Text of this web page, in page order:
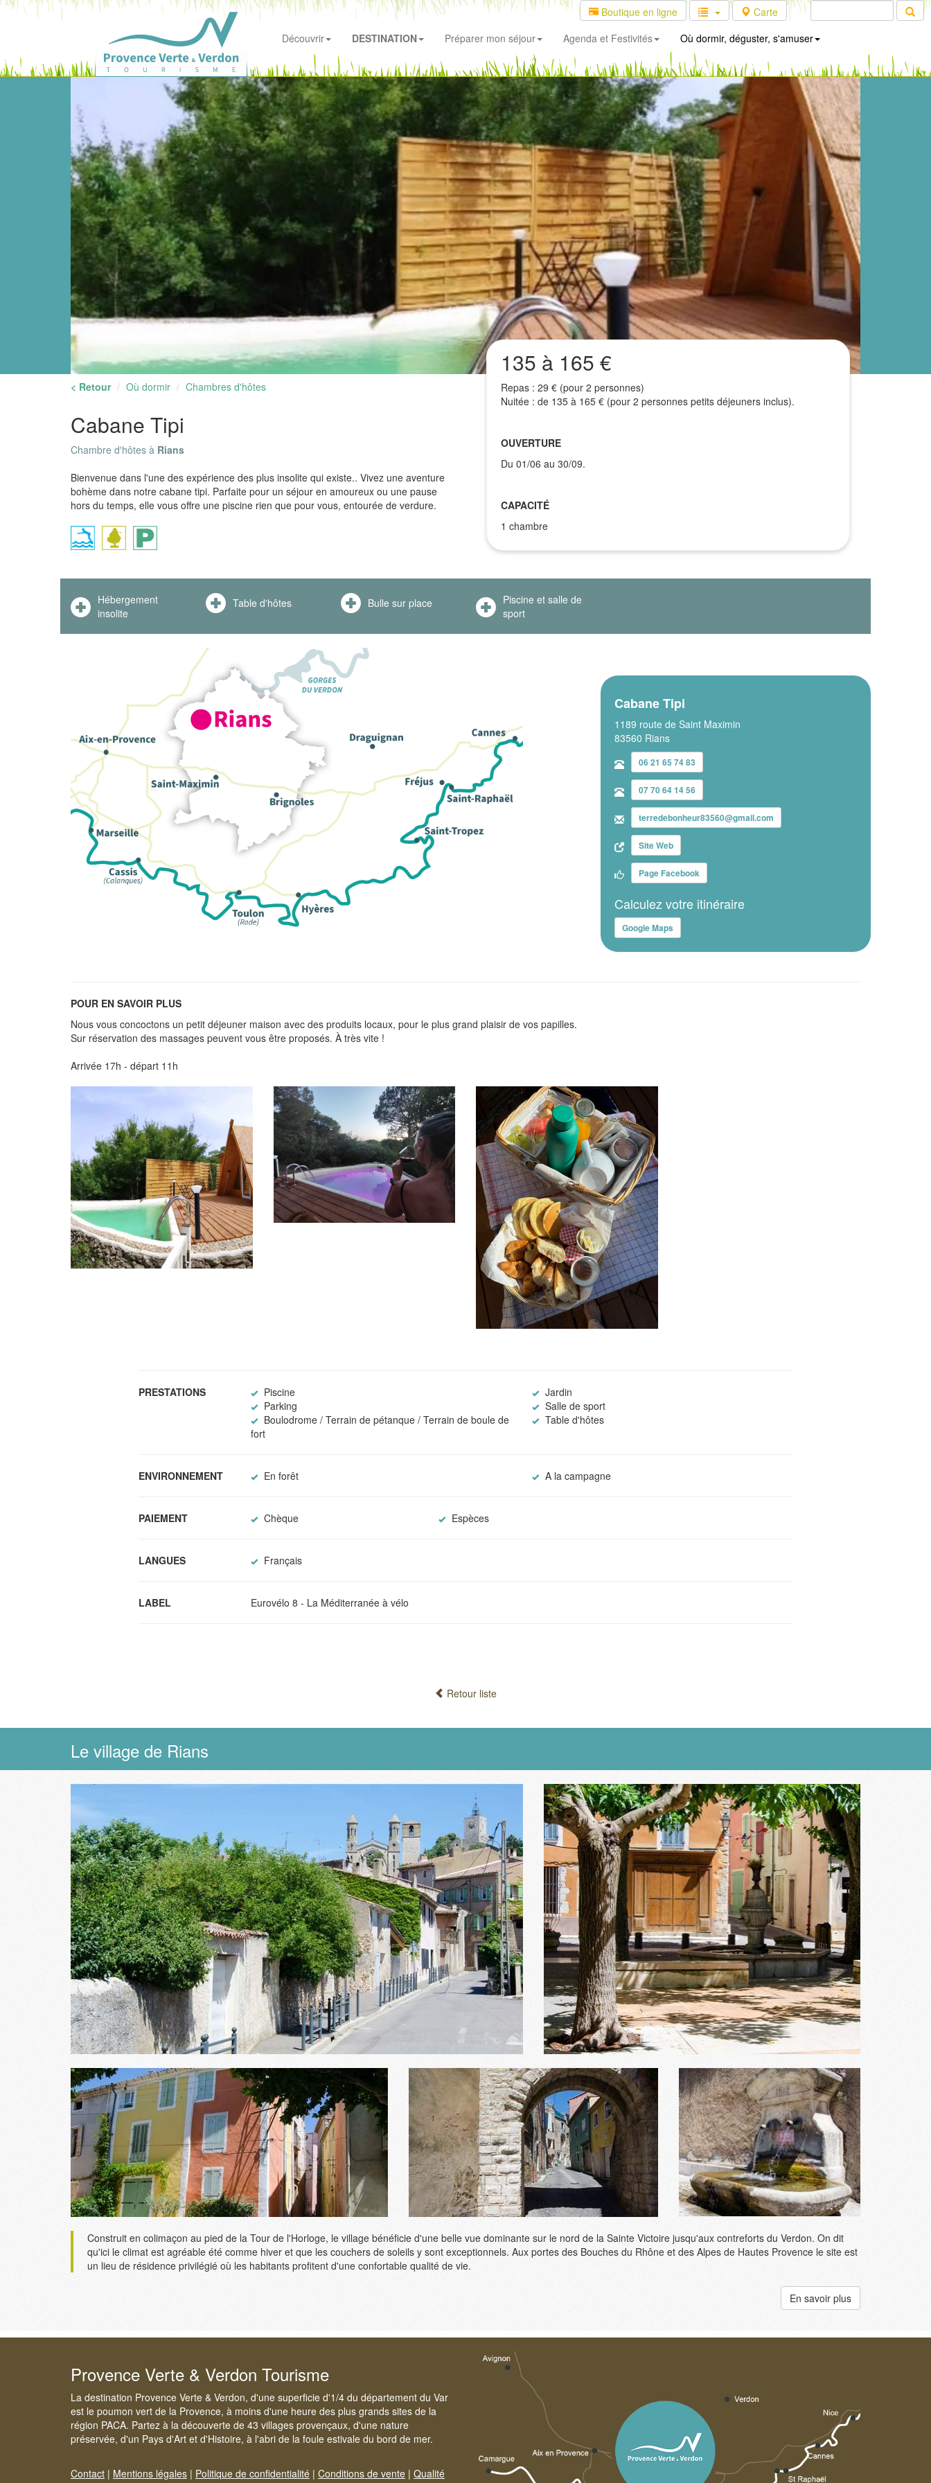
Boutique en ligne
Carte
Découvrir
DESTINATION Préparer mon séjour Agenda et Festivités Où dormir, déguster, s'amuser
< Retour Où dormir Chambres d'hôtes
Cabane Tipi
Chambre d'hôtes à Rians
Bienvenue dans l'une des expérience des plus insolite qui existe.. Vivez une aventure
bohème dans notre cabane tipi. Parfaite pour un séjour en amoureux ou une pause
hors du temps, elle vous offre une piscine rien que pour vous, entourée de verdure.
135 à 165 €
Repas : 29 € (pour 2 personnes)
Nuitée : de 135 à 165 € (pour 2 personnes petits déjeuners inclus).
OUVERTURE
Du 01/06 au 30/09.
CAPACITÉ
1 chambre
Hébergement
insolite
Table d'hôtes Bulle sur place
Piscine et salle de
sport
Cabane Tipi
1189 route de Saint Maximin
83560 Rians
06 21 65 74 83
07 70 64 14 56
terredebonheur83560@gmail.com
Site Web
Page Facebook
Calculez votre itinéraire
Google Maps
POUR EN SAVOIR PLUS
Nous vous concoctons un petit déjeuner maison avec des produits locaux, pour le plus grand plaisir de vos papilles.
Sur réservation des massages peuvent vous être proposés. À très vite !
Arrivée 17h - départ 11h
PRESTATIONS Piscine
Jardin
Parking
Salle de sport
Boulodrome / Terrain de pétanque / Terrain de boule de
fort
Table d'hôtes
ENVIRONNEMENT En forêt A la campagne
PAIEMENT Chèque Espèces
LANGUES Français
LABEL Eurovélo 8 - La Méditerranée à vélo
Retour liste
Le village de Rians
Construit en colimaçon au pied de la Tour de l'Horloge, le village bénéficie d'une belle vue dominante sur le nord de la Sainte Victoire jusqu'aux contreforts du Verdon. On dit
qu'ici le climat est agréable été comme hiver et que les couchers de soleils y sont exceptionnels. Aux portes des Bouches du Rhône et des Alpes de Hautes Provence le site est
un lieu de résidence privilégié où les habitants profitent d'une confortable qualité de vie.
En savoir plus
Provence Verte & Verdon Tourisme
La destination Provence Verte & Verdon, d'une superficie d'1/4 du département du Var
est le poumon vert de la Provence, à moins d'une heure des plus grands sites de la
région PACA. Partez à la découverte de 43 villages provençaux, d'une nature
préservée, d'un Pays d'Art et d'Histoire, à l'abri de la foule estivale du bord de mer.
Contact | Mentions légales | Politique de confidentialité | Conditions de vente | Qualité